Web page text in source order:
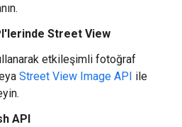
Street View
etkileşimli fotoğraf
Street View Image API ile
API